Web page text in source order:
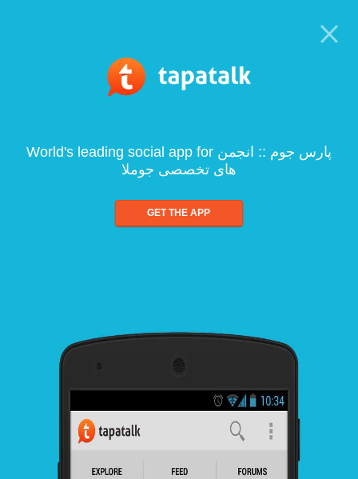
World's leading social app for پارس جوم :: انجمن
های تخصصی جوملا
GET THE APP